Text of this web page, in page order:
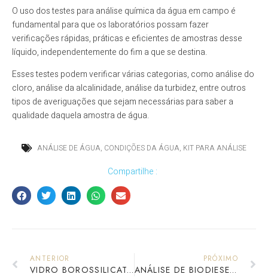
O uso dos testes para análise química da água em campo é
fundamental para que os laboratórios possam fazer
verificações rápidas, práticas e eficientes de amostras desse
líquido, independentemente do fim a que se destina.
Esses testes podem verificar várias categorias, como análise do
cloro, análise da alcalinidade, análise da turbidez, entre outros
tipos de averiguações que sejam necessárias para saber a
qualidade daquela amostra de água.
ANÁLISE DE ÁGUA, CONDIÇÕES DA ÁGUA, KIT PARA ANÁLISE
Compartilhe :
ANTERIOR
VIDRO BOROSSILICATO E SEU USO LABORATORIAL
PRÓXIMO
ANÁLISE DE BIODIESEL POR CROMATOGRAFIA GASOSA